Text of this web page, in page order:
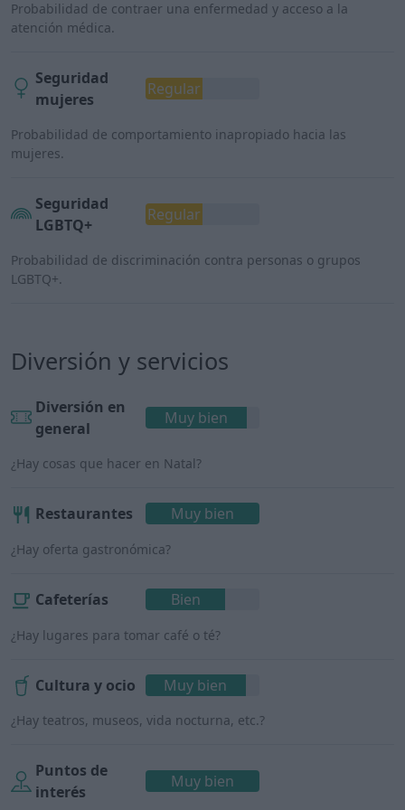
Probabilidad de contraer una enfermedad y acceso a la
atención médica.
Seguridad
mujeres
Regular
Probabilidad de comportamiento inapropiado hacia las
mujeres.
Seguridad
LGBTQ+
Regular
Probabilidad de discriminación contra personas o grupos
LGBTQ+.
Diversión y servicios
Diversión en
general
Muy bien
¿Hay cosas que hacer en Natal?
Restaurantes Muy bien
¿Hay oferta gastronómica?
Cafeterías Bien
¿Hay lugares para tomar café o té?
Cultura y ocio Muy bien
¿Hay teatros, museos, vida nocturna, etc.?
Puntos de
interés
Muy bien